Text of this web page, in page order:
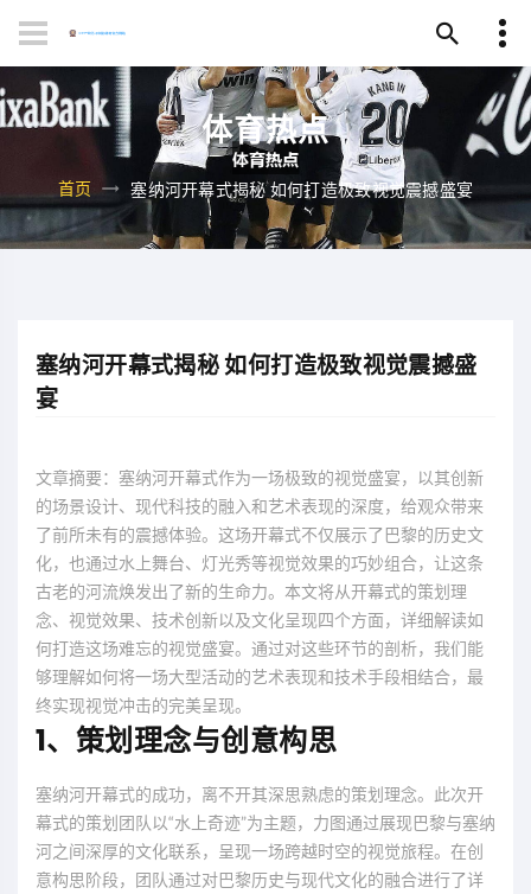
体育热点
首页 塞纳河开幕式揭秘 如何打造极致视觉震撼盛宴
塞纳河开幕式揭秘 如何打造极致视觉震撼盛
宴
文章摘要：塞纳河开幕式作为一场极致的视觉盛宴，以其创新
的场景设计、现代科技的融入和艺术表现的深度，给观众带来
了前所未有的震撼体验。这场开幕式不仅展示了巴黎的历史文
化，也通过水上舞台、灯光秀等视觉效果的巧妙组合，让这条
古老的河流焕发出了新的生命力。本文将从开幕式的策划理
念、视觉效果、技术创新以及文化呈现四个方面，详细解读如
何打造这场难忘的视觉盛宴。通过对这些环节的剖析，我们能
够理解如何将一场大型活动的艺术表现和技术手段相结合，最
终实现视觉冲击的完美呈现。
1、策划理念与创意构思
塞纳河开幕式的成功，离不开其深思熟虑的策划理念。此次开
幕式的策划团队以“水上奇迹”为主题，力图通过展现巴黎与塞纳
河之间深厚的文化联系，呈现一场跨越时空的视觉旅程。在创
意构思阶段，团队通过对巴黎历史与现代文化的融合进行了详